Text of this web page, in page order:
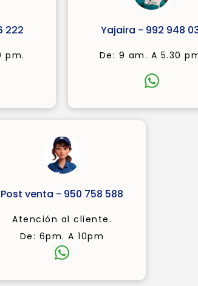
222
pm.
Yajaira - 992 948
De: 9 am. A 5.30
Post venta - 950 758 588
Atención al cliente.
De: 6pm. A 10pm